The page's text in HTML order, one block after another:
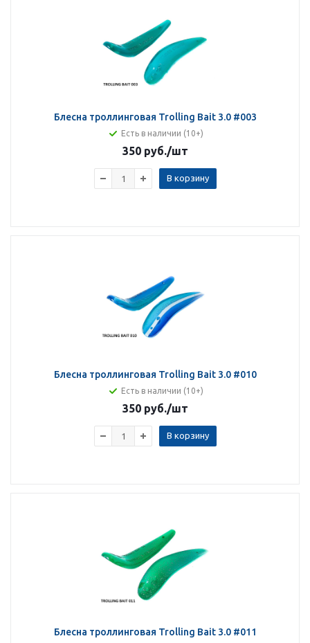
Блесна троллинговая Trolling Bait 3.0 #003
Есть в наличии (10+)
350 руб./шт
В корзину
Блесна троллинговая Trolling Bait 3.0 #010
Есть в наличии (10+)
350 руб./шт
В корзину
Блесна троллинговая Trolling Bait 3.0 #011